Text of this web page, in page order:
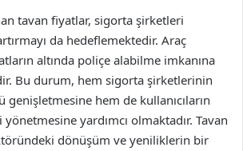
tavan fiyatlar, sigorta şirketleri
da hedeflemektedir. Araç
altında poliçe alabilme imkanına
Bu durum, hem sigorta şirketlerinin
hem de kullanıcıların
yardımcı olmaktadır. Tavan
dönüşüm ve yeniliklerin bir